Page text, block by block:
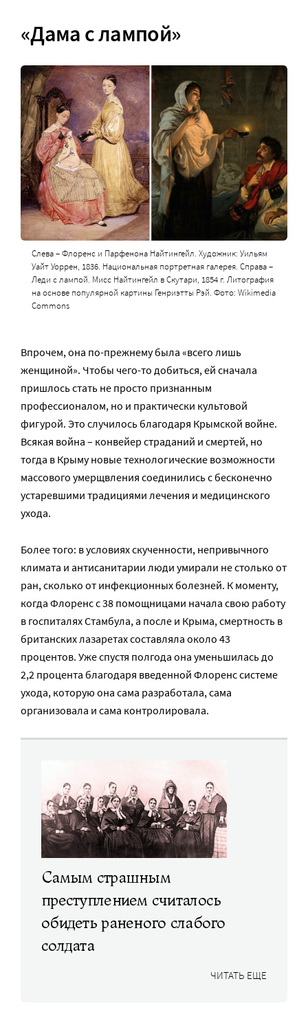
«Дама с лампой»
Слева – Флоренс и Парфенона Найтингейл. Художник: Уильям
Уайт Уоррен, 1836. Национальная портретная галерея. Справа –
Леди с лампой. Мисс Найтингейл в Скутари, 1854 г. Литография
на основе популярной картины Генриэтты Рэй. Фото: Wikimedia
Commons
Впрочем, она по-прежнему была «всего лишь
женщиной». Чтобы чего-то добиться, ей сначала
пришлось стать не просто признанным
профессионалом, но и практически культовой
фигурой. Это случилось благодаря Крымской войне.
Всякая война – конвейер страданий и смертей, но
тогда в Крыму новые технологические возможности
массового умерщвления соединились с бесконечно
устаревшими традициями лечения и медицинского
ухода.
Более того: в условиях скученности, непривычного
климата и антисанитарии люди умирали не столько от
ран, сколько от инфекционных болезней. К моменту,
когда Флоренс с 38 помощницами начала свою работу
в госпиталях Стамбула, а после и Крыма, смертность в
британских лазаретах составляла около 43
процентов. Уже спустя полгода она уменьшилась до
2,2 процента благодаря введенной Флоренс системе
ухода, которую она сама разработала, сама
организовала и сама контролировала.
Самым страшным
преступлением считалось
обидеть раненого слабого
солдата
ЧИТАТЬ ЕЩЕ